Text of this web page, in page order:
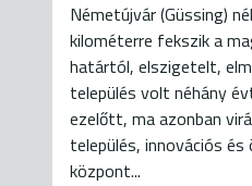
Németújvár (Güssing)
kilométerre fekszik a
határtól, elszigetelt,
település volt néhány
ezelőtt, ma azonban
település, innovációs
központ...